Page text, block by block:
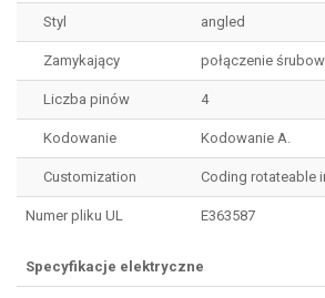
Styl angled
Zamykający połączenie
Liczba pinów 4
Kodowanie Kodowanie A.
Customization Coding rotateable
Numer pliku UL E363587
Specyfikacje elektryczne